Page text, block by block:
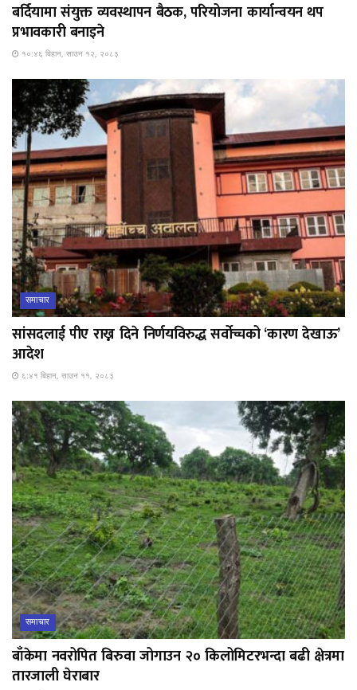
बर्दियामा संयुक्त व्यवस्थापन बैठक, परियोजना कार्यान्वयन थप
प्रभावकारी बनाइने
१०:४६ बिहान, साउन १२, २०८३
समाचार
सांसदलाई पीए राख्न दिने निर्णयविरुद्ध सर्वोच्चको ‘कारण देखाऊ’
आदेश
६:४१ बिहान, साउन ११, २०८३
समाचार
बाँकेमा नवरोपित बिरुवा जोगाउन २० किलोमिटरभन्दा बढी क्षेत्रमा
तारजाली घेराबार